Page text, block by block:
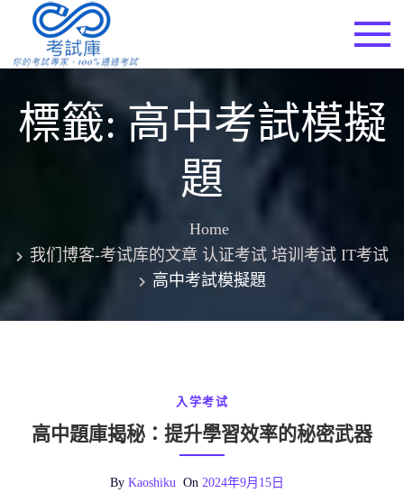
content
標籤:高中考試模擬
題
Home
我们博客-考试库的文章 认证考试 培训考试 IT考试
高中考試模擬題
入学考试
高中題庫揭秘：提升學習效率的秘密武器
By Kaoshiku On 2024年9月15日